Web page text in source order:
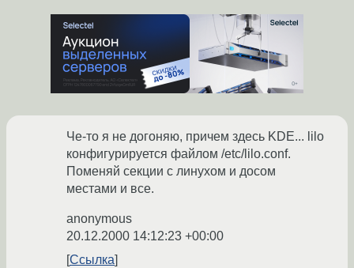
Че-то я не догоняю, причем здесь KDE... lilo
конфигурируется файлом /etc/lilo.conf.
Поменяй секции c линухом и досом
местами и все.
anonymous
20.12.2000 14:12:23 +00:00
Ссылка